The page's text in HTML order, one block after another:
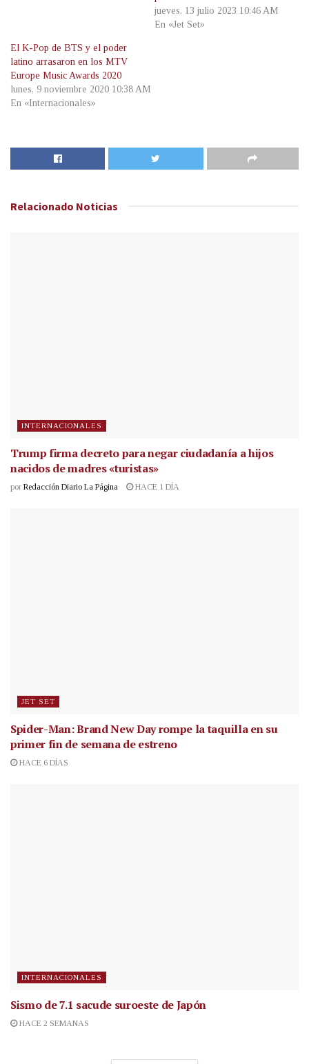
jueves, 13 julio 2023 10:46 AM
En «Jet Set»
El K-Pop de BTS y el poder
latino arrasaron en los MTV
Europe Music Awards 2020
lunes, 9 noviembre 2020 10:38 AM
En «Internacionales»
Relacionado Noticias
INTERNACIONALES
Trump firma decreto para negar ciudadanía a hijos
nacidos de madres «turistas»
por Redacción Diario La Página HACE 1 DÍA
JET SET
Spider-Man: Brand New Day rompe la taquilla en su
primer fin de semana de estreno
HACE 6 DÍAS
INTERNACIONALES
Sismo de 7.1 sacude suroeste de Japón
HACE 2 SEMANAS